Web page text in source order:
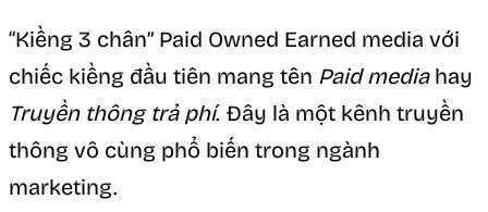
“Kiềng 3 chân” Paid Owned Earned media với
chiếc kiềng đầu tiên mang tên Paid mediahay
Truyền thông trả phí. Đây là một kênh truyền
thông vô cùng phổ biến trong ngành
marketing.